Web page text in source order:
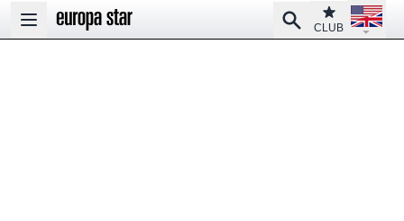
Open main menu
SearchClub
CLUB
Open